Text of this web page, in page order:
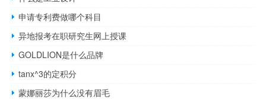
申请专利费做哪个科目
异地报考在职研究生网上授课
GOLDLION是什么品牌
tanx^3的定积分
蒙娜丽莎为什么没有眉毛